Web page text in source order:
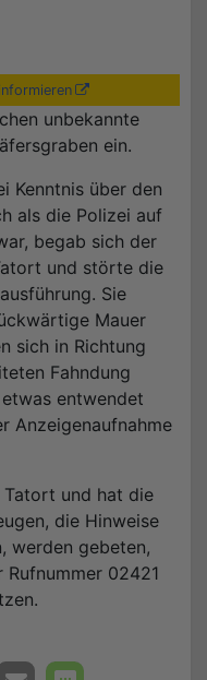
unbekannte
ein.
Kenntnis über den
als die Polizei auf
begab sich der
und störte die
Sie
Mauer
sich in Richtung
Fahndung
entwendet
Anzeigenaufnahme
Tatort und hat die
die Hinweise
werden gebeten,
02421